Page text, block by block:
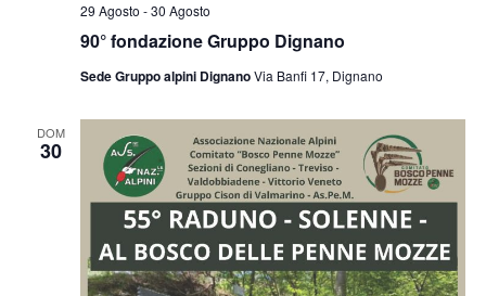
90° fondazione Gruppo Dignano
29 Agosto -30 Agosto
Sede Gruppo alpini DignanoVia Banfi 17, Dignano
DOM
30